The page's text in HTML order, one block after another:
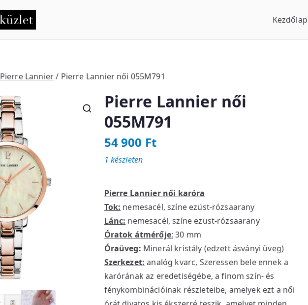
Tempus Óraszaküzlet Kezdőlap
Pierre Lannier/ Pierre Lannier női 055M791
Pierre Lannier női
055M791
54 900 Ft
Pierre Lannier női karóra
Tok: nemesacél, színe ezüst-rózsaarany
Lánc: nemesacél, színe ezüst-rózsaarany
Óratok átmérője: 30 mm
Óraüveg: Minerál kristály (edzett ásványi üveg)
Szerkezet: analóg kvarc, Szeressen bele ennek a
karórának az eredetiségébe, a finom szín- és
fénykombinációinak részleteibe, amelyek ezt a női
1 készleten